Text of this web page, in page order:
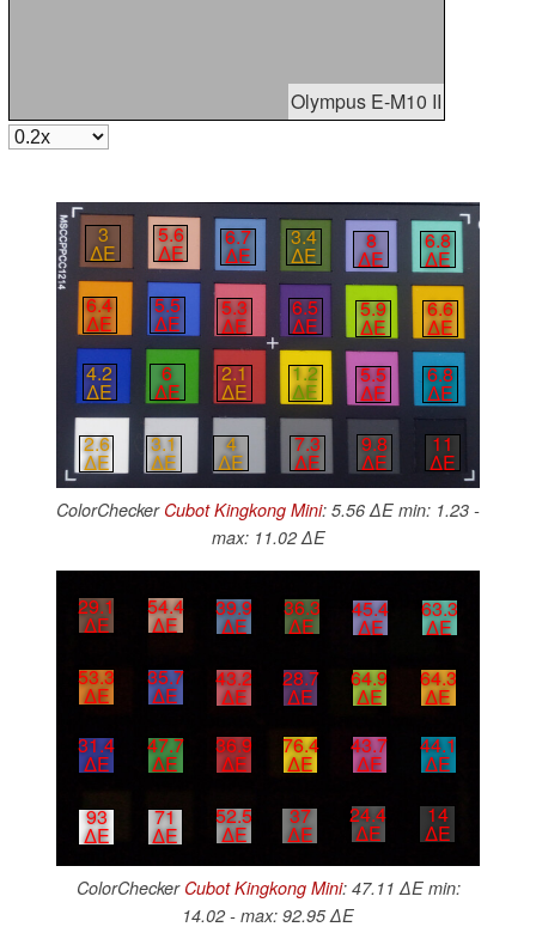
Olympus E-M10 II
3
∆E
5.6
∆E
6.7
∆E
3.4
∆E
8
∆E
6.8
∆E
6.4
∆E
5.5
∆E
5.3
∆E
6.5
∆E
5.9
∆E
6.6
∆E
4.2
∆E
6
∆E
2.1
∆E
1.2
∆E
5.5
∆E
6.8
∆E
2.6
∆E
3.1
∆E
4
∆E
7.3
∆E
9.8
∆E
11
∆E
ColorChecker Cubot Kingkong Mini: 5.56 ∆E min: 1.23 -
max: 11.02 ∆E
29.1
∆E
54.4
∆E
39.9
∆E
36.3
∆E
45.4
∆E
63.3
∆E
53.3
∆E
35.7
∆E
43.2
∆E
28.7
∆E
64.9
∆E
64.3
∆E
31.4
∆E
47.7
∆E
36.9
∆E
76.4
∆E
43.7
∆E
44.1
∆E
93
∆E
71
∆E
52.5
∆E
37
∆E
24.4
∆E
14
∆E
ColorChecker Cubot Kingkong Mini: 47.11 ∆E min:
14.02 - max: 92.95 ∆E